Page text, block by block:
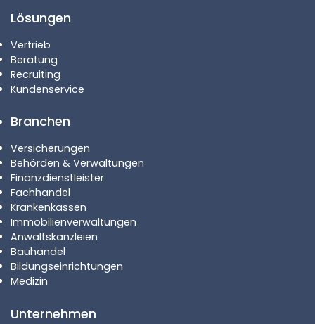
Lösungen
Vertrieb
Beratung
Recruiting
Kundenservice
Branchen
Versicherungen
Behörden & Verwaltungen
Finanzdienstleister
Fachhandel
Krankenkassen
Immobilienverwaltungen
Anwaltskanzleien
Bauhandel
Bildungseinrichtungen
Medizin
Unternehmen